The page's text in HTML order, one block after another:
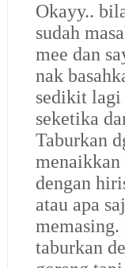
Okayy..
sudah
mee dan
nak
sedikit lagi
seketika
Taburkan
menaikkan
dengan
atau apa
taburkan